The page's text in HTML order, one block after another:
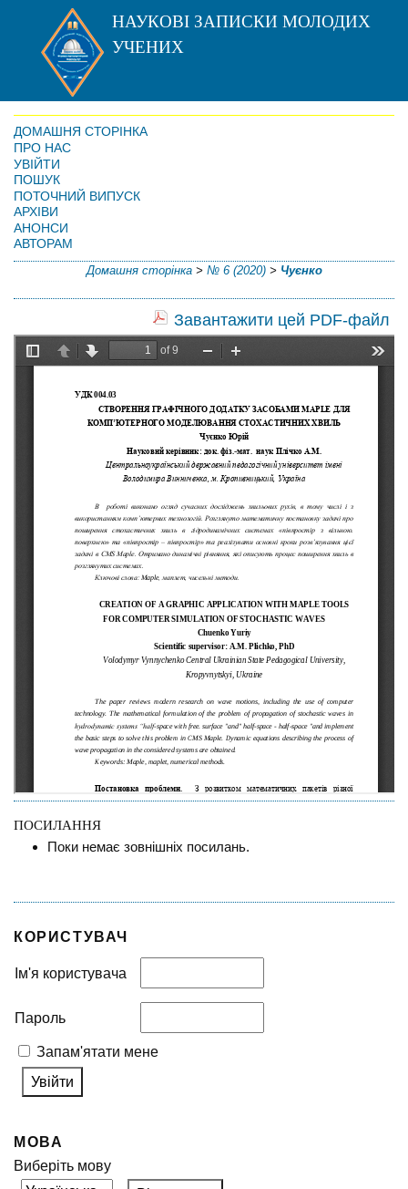
НАУКОВІ ЗАПИСКИ МОЛОДИХ
УЧЕНИХ
КОРИСТУВАЧ
Ім'я користувача
Пароль
Запам'ятати мене
МОВА
Виберіть мову
ДОМАШНЯ СТОРІНКА
ПРО НАС
УВІЙТИ
ПОШУК
ПОТОЧНИЙ ВИПУСК
АРХІВИ
АНОНСИ
АВТОРАМ
Домашня сторінка> № 6 (2020)> Чуєнко
Завантажити цей PDF-файл
ПОСИЛАННЯ
Поки немає зовнішніх посилань.